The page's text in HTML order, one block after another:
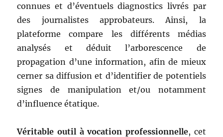
connues et d’éventuels diagnostics livrés par
des journalistes approbateurs. Ainsi, la
plateforme compare les différents médias
analysés et déduit l’arborescence de
propagation d’une information, afin de mieux
cerner sa diffusion et d’identifier de potentiels
signes de manipulation et/ou notamment
d’influence étatique.
Véritable outil à vocation professionnelle, cet